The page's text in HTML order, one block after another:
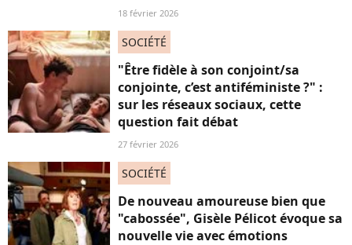
18 février 2026
SOCIÉTÉ
"Être fidèle à son conjoint/sa
conjointe, c’est antiféministe ?" :
sur les réseaux sociaux, cette
question fait débat
27 février 2026
SOCIÉTÉ
De nouveau amoureuse bien que
"cabossée", Gisèle Pélicot évoque sa
nouvelle vie avec émotions